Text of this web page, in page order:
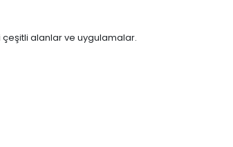
çeşitli alanlar ve uygulamalar.